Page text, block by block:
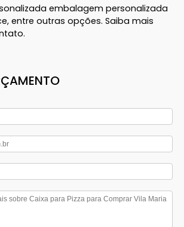
embalagem personalizada
entre outras opções. Saiba mais